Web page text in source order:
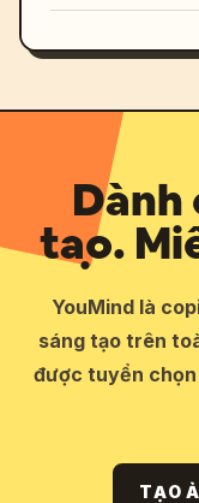
Dành
tạo.
YouMind là
sáng tạo trên
được tuyển chọn
TẠO